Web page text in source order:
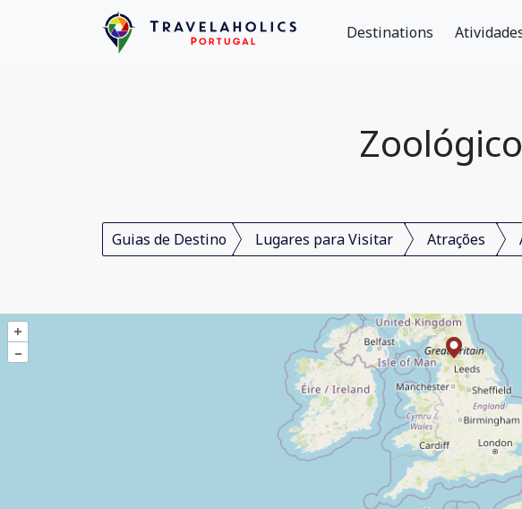
Destinations
Guias de Destino Lugares para Visitar Atrações
+
–